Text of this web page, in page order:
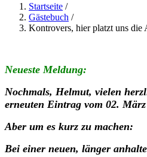
Startseite /
Gästebuch /
Kontrovers, hier platzt uns die
Neueste Meldung:
Nochmals, Helmut, vielen
erneuten Eintrag vom 02. März
Aber um es kurz zu machen:
Bei einer neuen, länger